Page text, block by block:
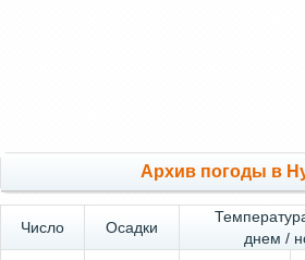
Архив погоды в
Число Осадки
днем /